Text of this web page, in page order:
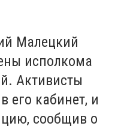
Малецкий
исполкома
Активисты
его кабинет, и
сообщив о